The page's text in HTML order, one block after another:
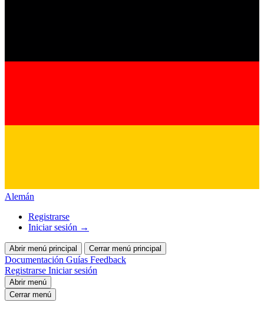
Alemán
Registrarse
Iniciar sesión →
Abrir menú principal Cerrar menú principal
Documentación Guías Feedback
Registrarse Iniciar sesión
Abrir menú
Cerrar menú